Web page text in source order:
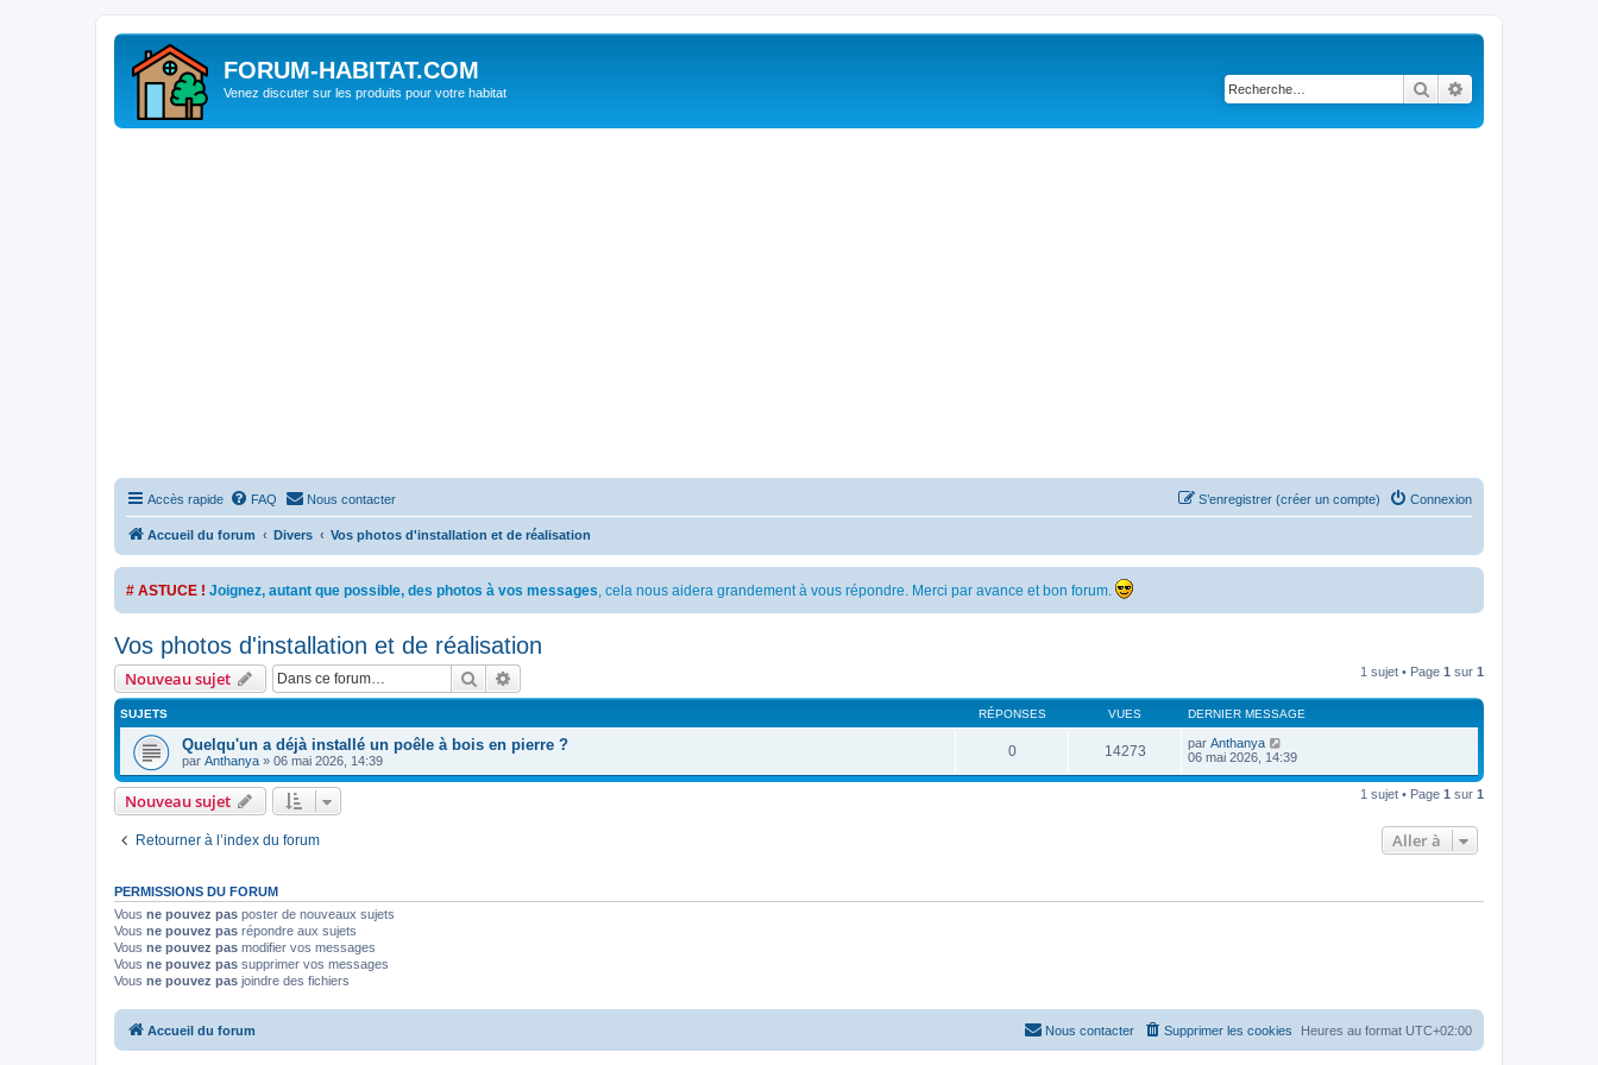
FORUM-HABITAT.COM
Venez discuter sur les produits pour votre habitat Rechercher
Accès rapide FAQ Nous contacter Connexion
S’enregistrer (créer un compte)
Accueil du forum Divers Vos photos d'installation et de réalisation
# ASTUCE ! Joignez, autant que possible, des photos à vos messages, cela nous aidera grandement à vous répondre. Merci par avance et bon forum.
Vos photos d'installation et de réalisation
Nouveau sujet Rechercher 1 sujet • Page 1 sur 1
SUJETS RÉPONSES VUES DERNIER MESSAGE
Quelqu'un a déjà installé un poêle à bois en pierre ?
par Anthanya » 06 mai 2026, 14:39
0 14273 par Anthanya
06 mai 2026, 14:39
Nouveau sujet 1 sujet • Page 1 sur 1
Retourner à l’index du forum Aller à
PERMISSIONS DU FORUM
Vous ne pouvez pas poster de nouveaux sujets
Vous ne pouvez pas répondre aux sujets
Vous ne pouvez pas modifier vos messages
Vous ne pouvez pas supprimer vos messages
Vous ne pouvez pas joindre des fichiers
Accueil du forum Heures au format UTC+02:00
Supprimer les cookies
Nous contacter